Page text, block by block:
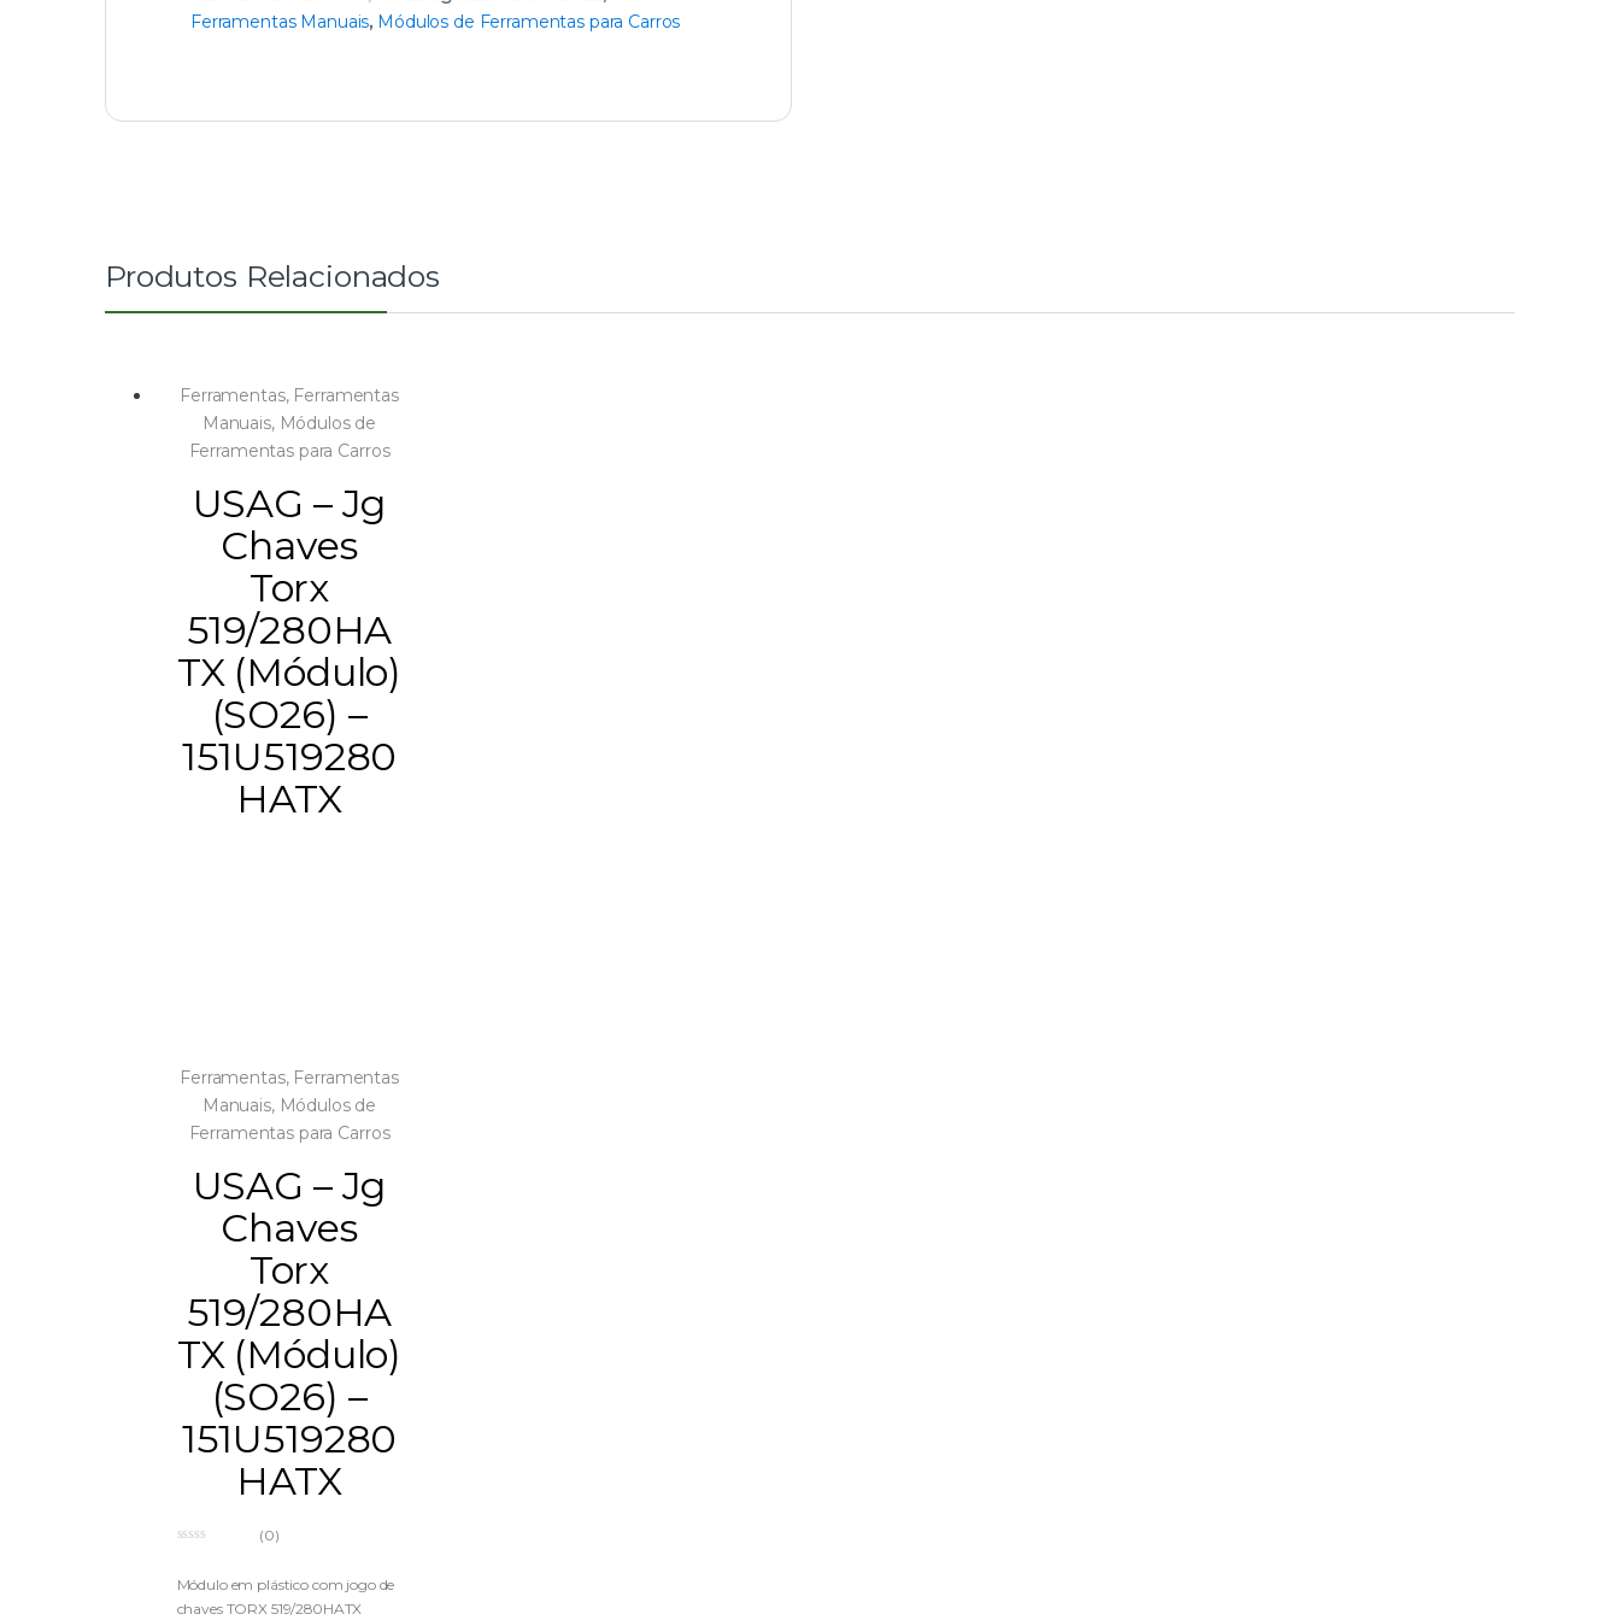
Ferramentas Manuais, Módulos de Ferramentas para Carros
Produtos Relacionados
Ferramentas, Ferramentas
Manuais, Módulos de
Ferramentas para Carros
USAG – Jg
Chaves
Torx
519/280HA
TX (Módulo)
(SO26) –
151U519280
HATX
Ferramentas, Ferramentas
Manuais, Módulos de
Ferramentas para Carros
USAG – Jg
Chaves
Torx
519/280HA
TX (Módulo)
(SO26) –
151U519280
HATX
u
o
(0)
Módulo em plástico com jogo de
chaves TORX 519/280HATX